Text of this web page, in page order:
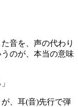
音を、声の代わり
のが、本当の意味
、耳(音)先行で弾